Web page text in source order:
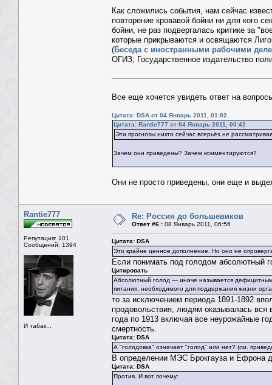
Как сложились события, нам сейчас
повторение кровавой бойни ни для кого
бойни, не раз подвергалась критике за
которые прикрываются и освящаются
(Беседа с иностранными рабочими
ОГИЗ; Государственное издательство
Все еще хочется увидеть ответ на
Цитата: DSA от 04 Январь 2011, 01:02
Цитата: Rantie777 от 04 Январь 2011, 00:42
Эти прогнозы никто сейчас всерьёз не
Зачем они приведены? Зачем комментируются?
Они не просто приведены, они еще и
Rantie777
Репутация: 101
Сообщений: 1394
И табак...
Re: Россия до большевиков
Ответ #6 : 08 Январь 2011, 06:56
Цитата: DSA
Это крайне ценное дополнение. Но оно не
Если понимать под голодом абсолютный
Цитировать
Абсолютный голод — иначе называется дефицитным
питания, необходимого для поддержания жизни
то за исключением периода 1891-1892
продовольствия, людям оказывалась
года по 1913 включая все неурожайные
смертность.
Цитата: DSA
А "голодовка" означает "голод" или нет? (см.
В определении МЭС Брокгауза и Ефрона
Цитата: DSA
Против. И вот почему: